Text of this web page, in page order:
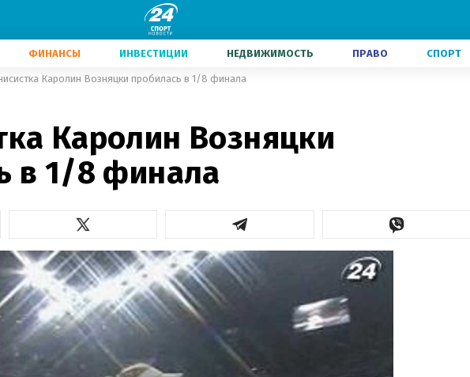
ФИНАНСЫ ИНВЕСТИЦИИ НЕДВИЖИМОСТЬ ПРАВО СПОРТ
Каролин Возняцки пробилась в 1/8 финала
Каролин Возняцки
в 1/8 финала